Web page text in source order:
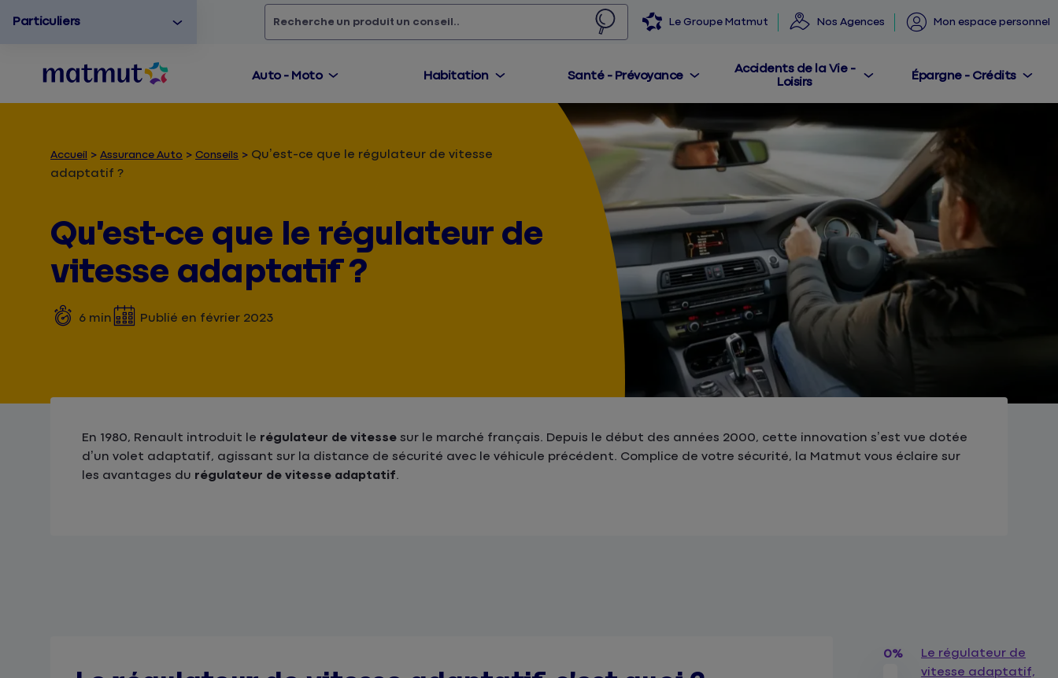
Particuliers Rechercherun produit,un conseil... Le Groupe Matmut Nos Agences Mon espace personnel
Auto - Moto Habitation Santé - Prévoyance
Accidents de la Vie -
Loisirs
Épargne - Crédits
Accueil Assurance Auto Conseils
Qu’est-ce que le régulateur de vitesse
adaptatif ?
Qu’est-ce que le régulateur de
vitesse adaptatif ?
6 min Publié en février 2023
En 1980, Renault introduit le régulateur de vitesse sur le marché français. Depuis le début des années 2000, cette innovation s’est vue dotée
d’un volet adaptatif, agissant sur la distance de sécurité avec le véhicule précédent. Complice de votre sécurité, la Matmut vous éclaire sur
les avantages du régulateur de vitesse adaptatif.
0%
Le régulateur de
vitesse adaptatif,